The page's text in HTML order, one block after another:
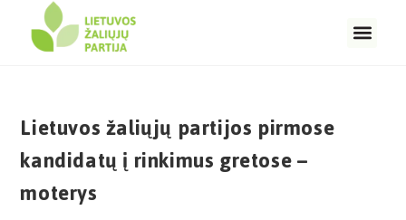
Lietuvos žaliųjų partijos pirmose
kandidatų į rinkimus gretose –
moterys